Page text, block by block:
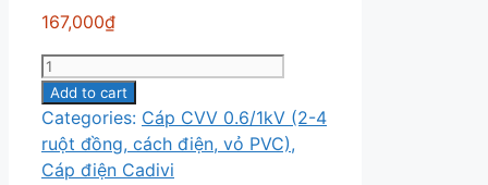
167,000₫
Cáp
điện
Cadivi
CVV-
2x25mm2,
Add to cart
Categories: Cáp CVV 0.6/1kV (2-4
ruột đồng, cách điện, vỏ PVC),
Cáp điện Cadivi